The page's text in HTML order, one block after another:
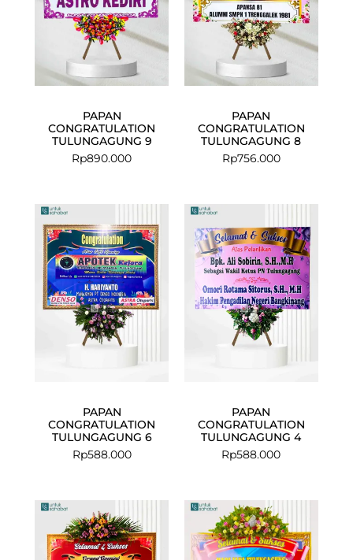
PAPAN
CONGRATULATION
TULUNGAGUNG 9
Rp890.000
PAPAN
CONGRATULATION
TULUNGAGUNG 8
Rp756.000
PAPAN
CONGRATULATION
TULUNGAGUNG 6
Rp588.000
PAPAN
CONGRATULATION
TULUNGAGUNG 4
Rp588.000